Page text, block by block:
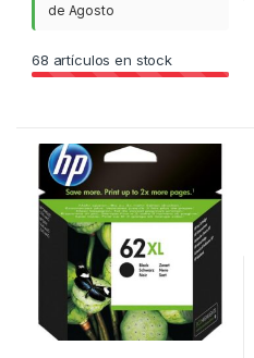
de Agosto
68 artículos en stock